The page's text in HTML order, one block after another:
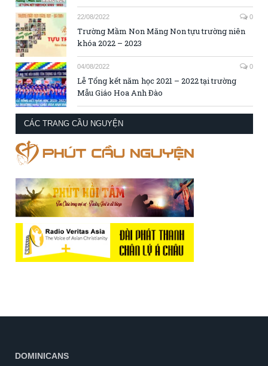
22/08/2022 0
Trường Mầm Non Măng Non tựu trường niên
khóa 2022 – 2023
04/08/2022 0
Lễ Tổng kết năm học 2021 – 2022 tại trường
Mẫu Giáo Hoa Anh Đào
CÁC TRANG CẦU NGUYỆN
DOMINICANS